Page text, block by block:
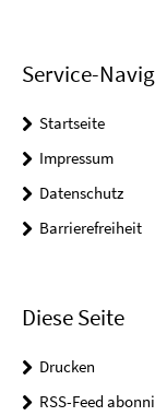
Service-
Startseite
Impressum
Datenschutz
Barrierefreiheit
Diese Seite
Drucken
RSS-Feed